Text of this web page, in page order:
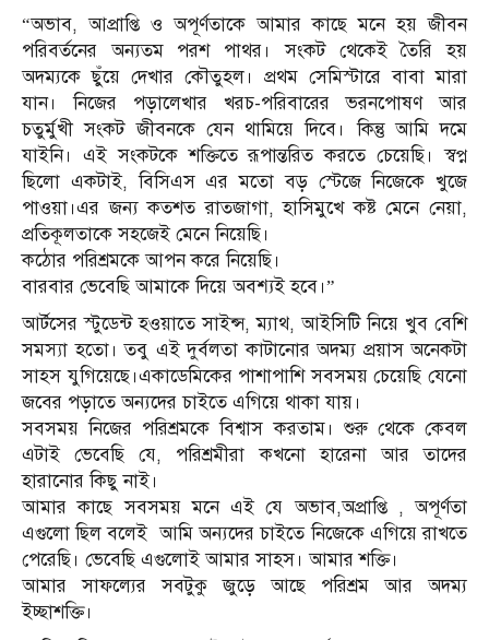
“অভাব, আপ্রাপ্তি ও অপূর্ণতাকে আমার কাছে মনে হয় জীবন
পরিবর্তনের অন্যতম পরশ পাথর। সংকট থেকেই তৈরি হয়
অদম্যকে ছুঁয়ে দেখার কৌতুহল। প্রথম সেমিস্টারে বাবা মারা
যান। নিজের পড়ালেখার খরচ-পরিবারের ভরনপোষণ আর
চতুর্মুখী সংকট জীবনকে যেন থামিয়ে দিবে। কিন্তু আমি দমে
যাইনি। এই সংকটকে শক্তিতে রূপান্তরিত করতে চেয়েছি। স্বপ্ন
ছিলো একটাই, বিসিএস এর মতো বড় স্টেজে নিজেকে খুজে
পাওয়া।এর জন্য কতশত রাতজাগা, হাসিমুখে কষ্ট মেনে নেয়া,
প্রতিকূলতাকে সহজেই মেনে নিয়েছি।
কঠোর পরিশ্রমকে আপন করে নিয়েছি।
বারবার ভেবেছি আমাকে দিয়ে অবশ্যই হবে।”
আর্টসের স্টুডেন্ট হওয়াতে সাইন্স, ম্যাথ, আইসিটি নিয়ে খুব বেশি
সমস্যা হতো। তবু এই দুর্বলতা কাটানোর অদম্য প্রয়াস অনেকটা
সাহস যুগিয়েছে।একাডেমিকের পাশাপাশি সবসময় চেয়েছি যেনো
জবের পড়াতে অন্যদের চাইতে এগিয়ে থাকা যায়।
সবসময় নিজের পরিশ্রমকে বিশ্বাস করতাম। শুরু থেকে কেবল
এটাই ভেবেছি যে, পরিশ্রমীরা কখনো হারেনা আর তাদের
হারানোর কিছু নাই।
আমার কাছে সবসময় মনে এই যে অভাব,অপ্রাপ্তি , অপূর্ণতা
এগুলো ছিল বলেই আমি অন্যদের চাইতে নিজেকে এগিয়ে রাখতে
পেরেছি। ভেবেছি এগুলোই আমার সাহস। আমার শক্তি।
আমার সাফল্যের সবটুকু জুড়ে আছে পরিশ্রম আর অদম্য
ইচ্ছাশক্তি।